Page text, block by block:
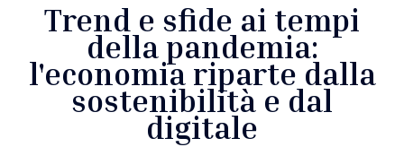
Trend e sfide ai tempi
della pandemia:
l'economia riparte dalla
sostenibilità e dal
digitale